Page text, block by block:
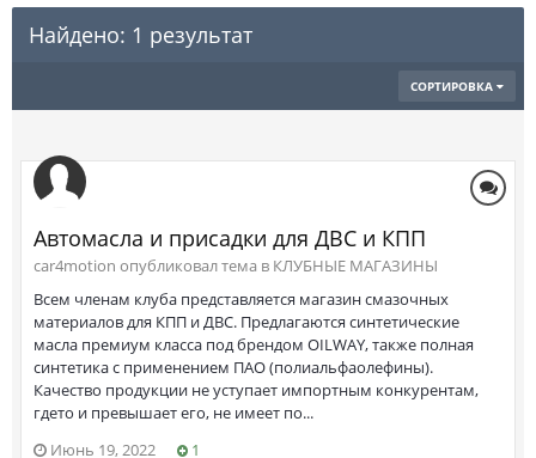
Найдено: 1 результат
СОРТИРОВКА
Автомасла и присадки для ДВС и КПП
car4motion опубликовал тема в КЛУБНЫЕ МАГАЗИНЫ
Всем членам клуба представляется магазин смазочных
материалов для КПП и ДВС. Предлагаются синтетические
масла премиум класса под брендом OILWAY, также полная
синтетика с применением ПАО (полиальфаолефины).
Качество продукции не уступает импортным конкурентам,
гдето и превышает его, не имеет по...
Июнь 19, 2022
1